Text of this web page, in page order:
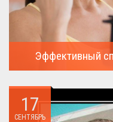
Эффективный
17
СЕНТЯБРЬ